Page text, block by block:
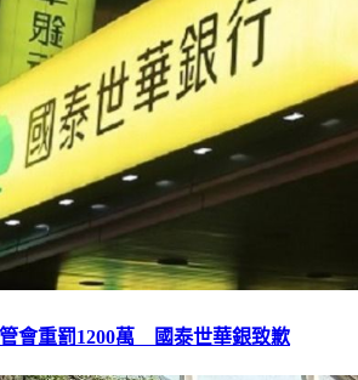
會重罰1200萬 國泰世華銀致歉